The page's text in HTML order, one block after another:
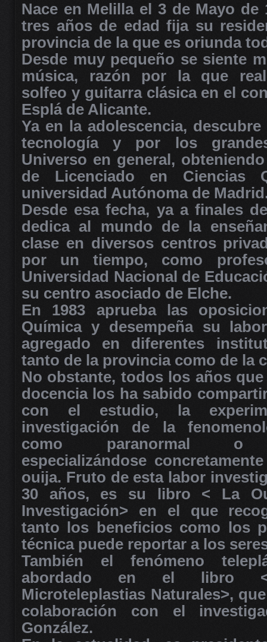
Nace en Melilla el 3 de Mayo de
tres años de edad fija su
provincia de la que es oriunda
Desde muy pequeño se siente
música, razón por la que
solfeo y guitarra clásica en el
Esplá de Alicante.
Ya en la adolescencia,
tecnología y por los
Universo en general,
de Licenciado en Ciencias
universidad Autónoma de
Desde esa fecha, ya a finales
dedica al mundo de la
clase en diversos centros
por un tiempo, como
Universidad Nacional de
su centro asociado de Elche.
En 1983 aprueba las
Química y desempeña su
agregado en diferentes
tanto de la provincia como de la
No obstante, todos los años
docencia los ha sabido
con el estudio, la
investigación de la
como paranormal o
especializándose
ouija. Fruto de esta labor
30 años, es su libro < La
Investigación> en el que
tanto los beneficios como los
técnica puede reportar a los
También el fenómeno
abordado en el libro
Microteleplastias Naturales>,
colaboración con el
González.